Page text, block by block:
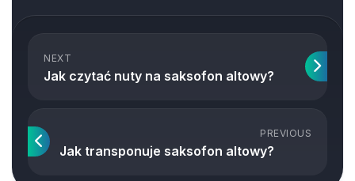
NEXT
Jak czytać nuty na saksofon altowy?
PREVIOUS
Jak transponuje saksofon altowy?